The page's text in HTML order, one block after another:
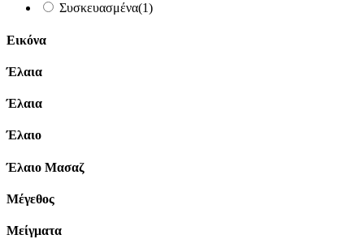
Συσκευασμένα(1)
Εικόνα
Έλαια
Έλαια
Έλαιο
Έλαιο Μασαζ
Μέγεθος
Μείγματα